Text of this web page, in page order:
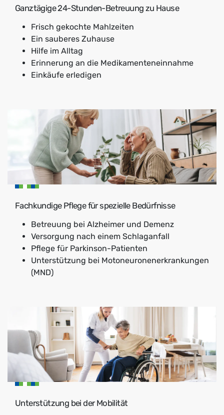
Ganztägige 24-Stunden-Betreuung zu Hause
Frisch gekochte Mahlzeiten
Ein sauberes Zuhause
Hilfe im Alltag
Erinnerung an die Medikamenteneinnahme
Einkäufe erledigen
Fachkundige Pflege für spezielle Bedürfnisse
Betreuung bei Alzheimer und Demenz
Versorgung nach einem Schlaganfall
Pflege für Parkinson-Patienten
Unterstützung bei Motoneuronenerkrankungen
(MND)
Unterstützung bei der Mobilität